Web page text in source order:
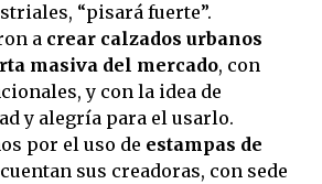
“pisará fuerte”.
a crear calzados urbanos
masiva del mercado, con
y con la idea de
y alegría para el usarlo.
por el uso de estampas de
sus creadoras, con sede